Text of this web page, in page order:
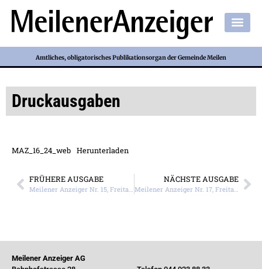
Amtliches, obligatorisches Publikationsorgan der Gemeinde Meilen
Druckausgaben
MAZ_16_24_web Herunterladen
FRÜHERE AUSGABE
Meilener Anzeiger Nr. 15, Freitag, 12. April 2024
NÄCHSTE AUSGABE
Meilener Anzeiger Nr. 17, Freitag, 26. April 2024
Meilener Anzeiger AG